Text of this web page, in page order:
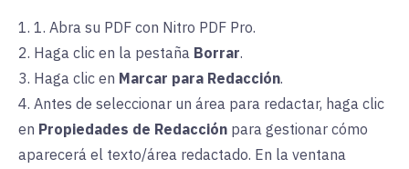
1. 1. Abra su PDF con Nitro PDF Pro.
2. Haga clic en la pestaña Borrar.
3. Haga clic en Marcar para Redacción.
4. Antes de seleccionar un área para redactar, haga clic
en Propiedades de Redacción para gestionar cómo
aparecerá el texto/área redactado. En la ventana